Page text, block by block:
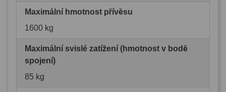
Maximální hmotnost přívěsu
1600 kg
Maximální svislé zatížení (hmotnost v bodě
spojení)
85 kg